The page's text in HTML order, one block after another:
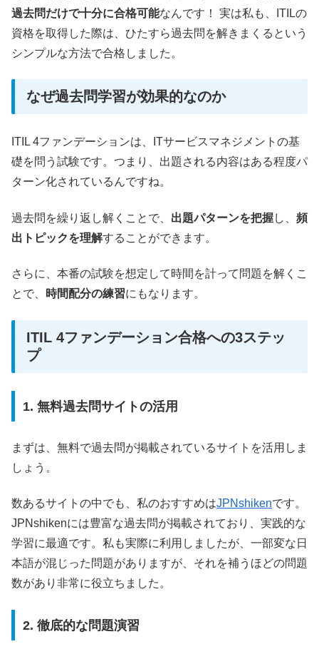
過去問だけで十分に合格可能なんです！ 実は私も、ITILの
資格を取得した際は、ひたすら過去問を解きまくるという
シンプルな方法で合格しました。
なぜ過去問学習が効果的なのか
ITIL 4ファンデーションは、ITサービスマネジメントの基
礎を問う試験です。つまり、出題される内容はある程度パ
ターン化されているんですね。
過去問を繰り返し解くことで、 出題パターンを把握し、 頻
出トピックを理解することができます。
さらに、本番の試験を想定して時間を計って問題を解くこ
とで、
時間配分の練習にもなります。
ITIL 4ファンデーション合格への3ステッ
プ
1. 無料過去問サイトの活用
まずは、無料で過去問が掲載されているサイトを活用しま
しょう。
数あるサイトの中でも、私のおすすめはJPNshikenです。
JPNshikenには豊富な過去問が掲載されており、実践的な
学習に最適です。私も実際に利用しましたが、一部変な日
本語が混じった問題がありますが、それを補うほどの問題
数があり非常に役立ちました。
2. 徹底的な問題演習